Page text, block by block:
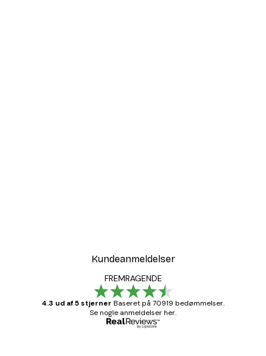
Kundeanmeldelser
FREMRAGENDE
4.3 ud af 5 stjerner Baseret på 70919 bedømmelser.
Se nogle anmeldelser her.